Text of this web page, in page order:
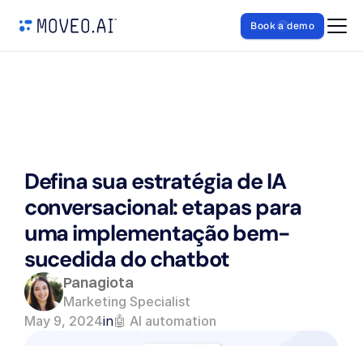
Book a demo
Defina sua estratégia de IA
conversacional: etapas para
uma implementação bem-
sucedida do chatbot
Panagiota
Marketing Specialist
May 9, 2024in🤖 AI automation